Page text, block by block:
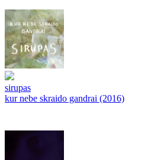
sirupas
kur nebe skraido gandrai (2016)